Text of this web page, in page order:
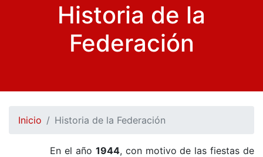
Historia de la
Federación
Inicio Historia de la Federación
En el año 1944, con motivo de las fiestas de